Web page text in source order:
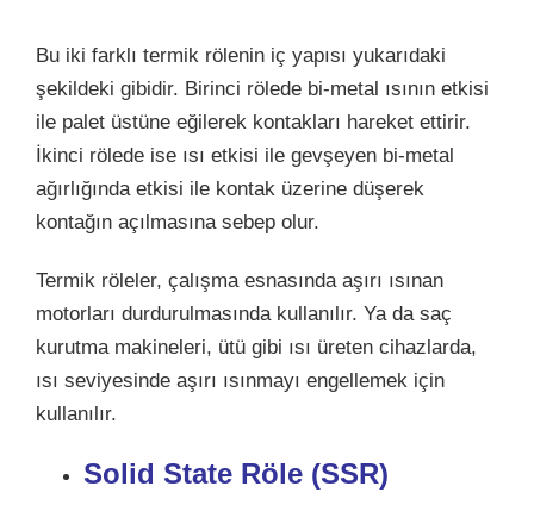
Bu iki farklı termik rölenin iç yapısı yukarıdaki
şekildeki gibidir. Birinci rölede bi-metal ısının etkisi
ile palet üstüne eğilerek kontakları hareket ettirir.
İkinci rölede ise ısı etkisi ile gevşeyen bi-metal
ağırlığında etkisi ile kontak üzerine düşerek
kontağın açılmasına sebep olur.
Termik röleler, çalışma esnasında aşırı ısınan
motorları durdurulmasında kullanılır. Ya da saç
kurutma makineleri, ütü gibi ısı üreten cihazlarda,
ısı seviyesinde aşırı ısınmayı engellemek için
kullanılır.
Solid State Röle (SSR)